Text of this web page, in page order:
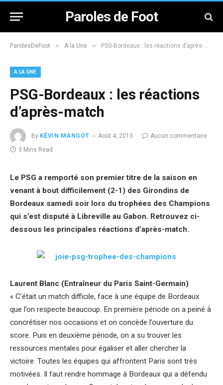
Paroles de Foot
ParolesDeFoot » A la Une » PSG-Bordeaux : les réactions d’après-match
A LA UNE
PSG-Bordeaux : les réactions
d’après-match
By KÉVIN MANGOT Août 4, 2013
Aucun commentaire
3 Mins Read
Le PSG a remporté son premier titre de la saison en
venant à bout difficilement (2-1) des Girondins de
Bordeaux samedi soir lors du trophées des Champions
qui s’est disputé à Libreville au Gabon. Retrouvez ci-
dessous les principales réactions d’après-match.
Laurent Blanc (Entraîneur du Paris Saint-Germain)
« C’était un match difficile, face à une équipe de Bordeaux
que l’on respecte beaucoup. En première période on a peiné à
concrétiser nos occasions et on concède l’ouverture du
score. Puis en deuxième période, on a su trouver les
ressources mentales pour égaliser et aller chercher la
victoire. Toutes les équipes qui affrontent Paris sont très
motivées. Il faut rendre hommage à Bordeaux qui a défendu